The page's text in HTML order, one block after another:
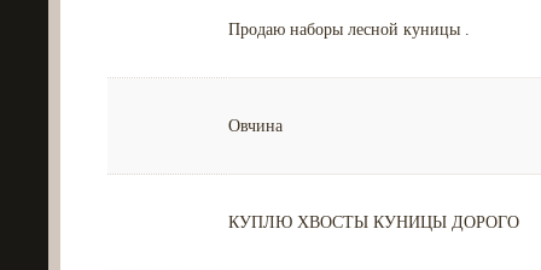
Продаю наборы лесной куницы .
Овчина
КУПЛЮ ХВОСТЫ КУНИЦЫ ДОРОГО